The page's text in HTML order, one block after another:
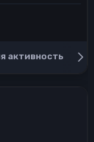
активность